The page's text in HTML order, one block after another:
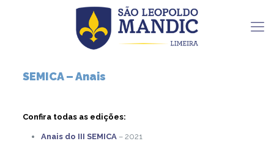
SEMICA – Anais
Confira todas as edições:
Anais do III SEMICA – 2021